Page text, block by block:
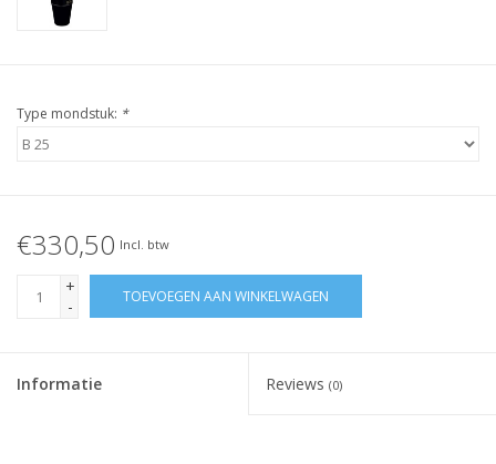
Type mondstuk: *
€330,50 Incl. btw
+
-
TOEVOEGEN AAN WINKELWAGEN
Informatie Reviews (0)